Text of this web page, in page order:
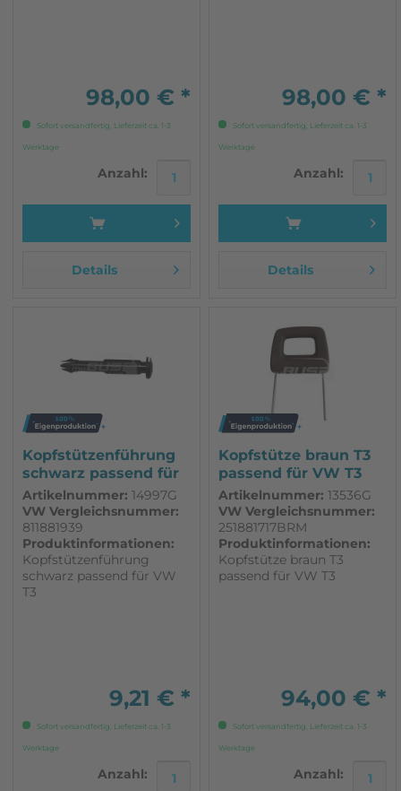
Materialauswahl bezogen
mit grauem Kunstleder
im...
98,00 € *
Sofort versandfertig, Lieferzeit ca. 1-3
Werktage
Anzahl:
Details
Materialauswahl bezogen
mit grauem Kunstleder
im...
98,00 € *
Sofort versandfertig, Lieferzeit ca. 1-3
Werktage
Anzahl:
Details
Kopfstützenführung
schwarz passend für
VW T3
Artikelnummer: 14997G
VW Vergleichsnummer:
811881939
Produktinformationen:
Kopfstützenführung
schwarz passend für VW
T3
9,21 € *
Sofort versandfertig, Lieferzeit ca. 1-3
Werktage
Anzahl:
Kopfstütze braun T3
passend für VW T3
Artikelnummer: 13536G
VW Vergleichsnummer:
251881717BRM
Produktinformationen:
Kopfstütze braun T3
passend für VW T3
94,00 € *
Sofort versandfertig, Lieferzeit ca. 1-3
Werktage
Anzahl: